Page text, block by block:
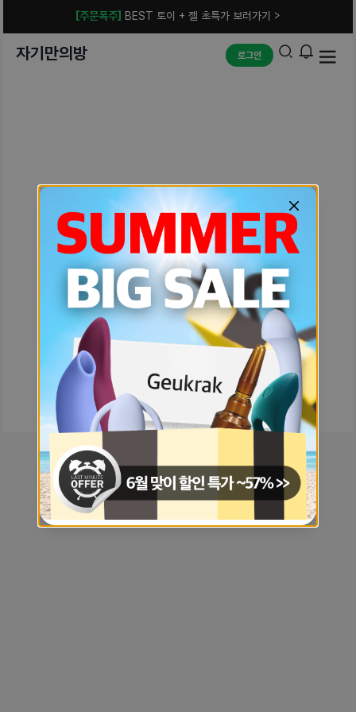
[주문폭주] BEST 토이 + 젤 초특가 보러가기 >
자기만의방 로그인
예상치 못한 에러입니다.